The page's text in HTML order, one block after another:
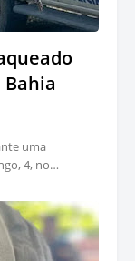
uma
4, no…